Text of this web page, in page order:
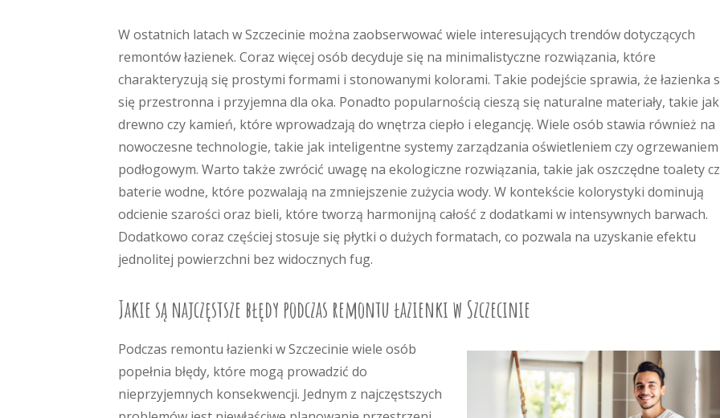
W ostatnich latach w Szczecinie można zaobserwować wiele interesujących trendów dotyczących
remontów łazienek. Coraz więcej osób decyduje się na minimalistyczne rozwiązania, które
charakteryzują się prostymi formami i stonowanymi kolorami. Takie podejście sprawia, że łazienka
się przestronna i przyjemna dla oka. Ponadto popularnością cieszą się naturalne materiały, takie jak
drewno czy kamień, które wprowadzają do wnętrza ciepło i elegancję. Wiele osób stawia również na
nowoczesne technologie, takie jak inteligentne systemy zarządzania oświetleniem czy ogrzewaniem
podłogowym. Warto także zwrócić uwagę na ekologiczne rozwiązania, takie jak oszczędne toalety
baterie wodne, które pozwalają na zmniejszenie zużycia wody. W kontekście kolorystyki dominują
odcienie szarości oraz bieli, które tworzą harmonijną całość z dodatkami w intensywnych barwach.
Dodatkowo coraz częściej stosuje się płytki o dużych formatach, co pozwala na uzyskanie efektu
jednolitej powierzchni bez widocznych fug.
Jakie są najczęstsze błędy podczas remontu łazienki w Szczecinie
Podczas remontu łazienki w Szczecinie wiele osób
popełnia błędy, które mogą prowadzić do
nieprzyjemnych konsekwencji. Jednym z najczęstszych